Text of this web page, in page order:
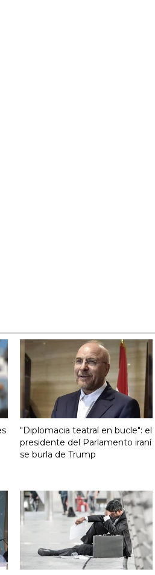
"Diplomacia teatral en bucle": el
presidente del Parlamento iraní
se burla de Trump